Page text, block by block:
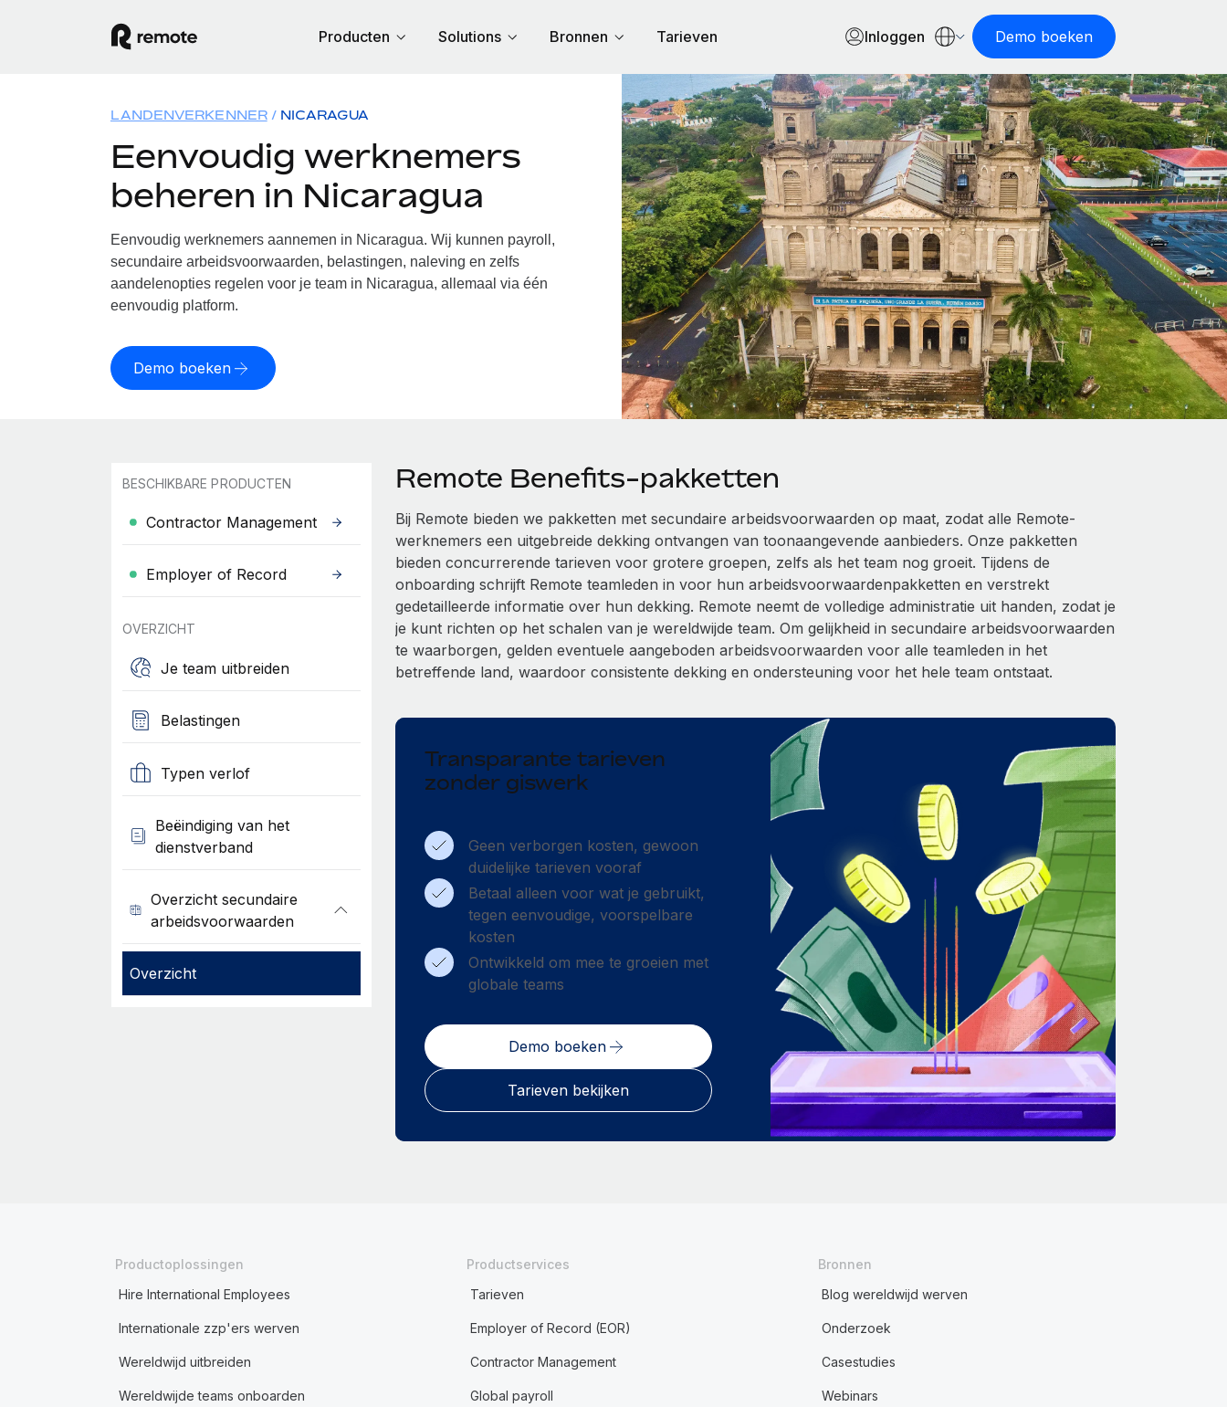
Producten Solutions Bronnen Tarieven Inloggen Demo boeken
LANDENVERKENNER NICARAGUA
Eenvoudig werknemers
beheren in Nicaragua
Eenvoudig werknemers aannemen in Nicaragua. Wij kunnen payroll,
secundaire arbeidsvoorwaarden, belastingen, naleving en zelfs
aandelenopties regelen voor je team in Nicaragua, allemaal via één
eenvoudig platform.
Demo boeken
BESCHIKBARE PRODUCTEN
Contractor Management
Employer of Record
OVERZICHT
Je team uitbreiden
Belastingen
Typen verlof
Beëindiging van het
dienstverband
Overzicht secundaire
arbeidsvoorwaarden
Overzicht
Remote Benefits-pakketten
Bij Remote bieden we pakketten met secundaire arbeidsvoorwaarden op maat, zodat alle Remote-
werknemers een uitgebreide dekking ontvangen van toonaangevende aanbieders. Onze pakketten
bieden concurrerende tarieven voor grotere groepen, zelfs als het team nog groeit. Tijdens de
onboarding schrijft Remote teamleden in voor hun arbeidsvoorwaardenpakketten en verstrekt
gedetailleerde informatie over hun dekking. Remote neemt de volledige administratie uit handen, zodat je
je kunt richten op het schalen van je wereldwijde team. Om gelijkheid in secundaire arbeidsvoorwaarden
te waarborgen, gelden eventuele aangeboden arbeidsvoorwaarden voor alle teamleden in het
betreffende land, waardoor consistente dekking en ondersteuning voor het hele team ontstaat.
Transparante tarieven
zonder giswerk
Geen verborgen kosten, gewoon
duidelijke tarieven vooraf
Betaal alleen voor wat je gebruikt,
tegen eenvoudige, voorspelbare
kosten
Ontwikkeld om mee te groeien met
globale teams
Demo boeken
Tarieven bekijken
Productoplossingen
Hire International Employees
Internationale zzp'ers werven
Wereldwijd uitbreiden
Wereldwijde teams onboarden
Productservices
Tarieven
Employer of Record (EOR)
Contractor Management
Global payroll
Bronnen
Blog wereldwijd werven
Onderzoek
Casestudies
Webinars